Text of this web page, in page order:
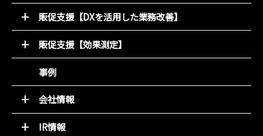
52週マーケティング
キャンペーン支援サービス
動画コンテンツ
デジタルチラシ 買適ミッケ!
商品ブランディング
PDM（顧客データ活用）
LINE集客サービス（＋LINKS）
販促支援【DXを活用した業務改善】
オンライン販促物制作支援システム
店別販促サポート
販促支援【効果測定】
商圏ポテンシャル分析
アンケート分析
売れるデザイン研究所
事例
会社情報
トップメッセージ
基本理念
IR情報